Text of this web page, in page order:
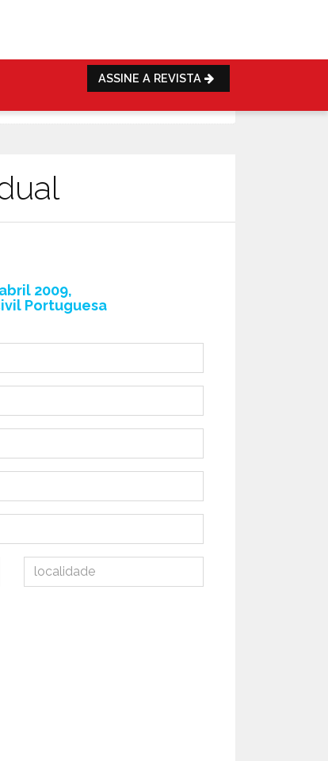
ASSINE A REVISTA
2009,
Portuguesa